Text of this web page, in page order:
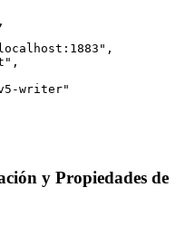
,
" ,
" ,
writer"
y Propiedades de